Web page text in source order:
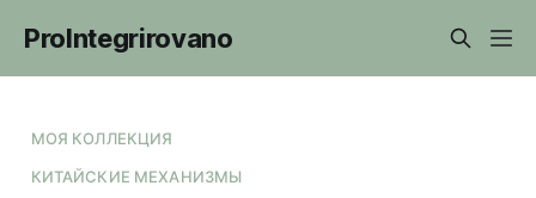
ProIntegrirovano
МОЯ КОЛЛЕКЦИЯ
КИТАЙСКИЕ МЕХАНИЗМЫ